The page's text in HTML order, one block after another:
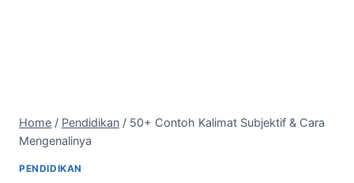
Home / Pendidikan / 50+ Contoh Kalimat Subjektif & Cara
Mengenalinya
PENDIDIKAN